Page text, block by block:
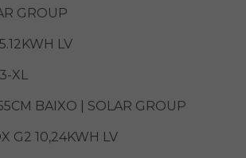
GROUP
LV
XL
BAIXO | SOLAR GROUP
G2 10,24KWH LV